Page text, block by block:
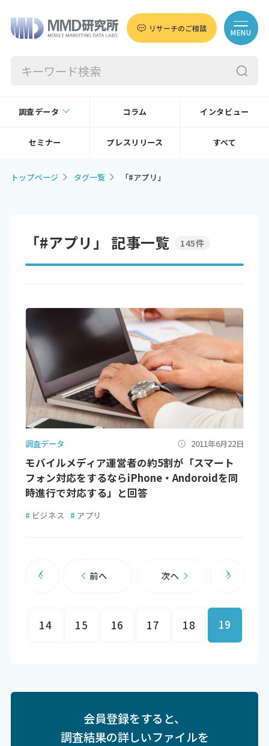
リサーチのご相談 MENU
調査データ コラム インタビュー
セミナー プレスリリース すべて
トップページ タグ一覧 「#アプリ」
「#アプリ」 記事一覧 145件
調査データ 2011年6月22日
モバイルメディア運営者の約5割が「スマート
フォン対応をするならiPhone・Andoroidを同
時進行で対応する」と回答
# ビジネス # アプリ
前へ
14 15 16 17 18 19
次へ
会員登録をすると、
調査結果の詳しいファイルを